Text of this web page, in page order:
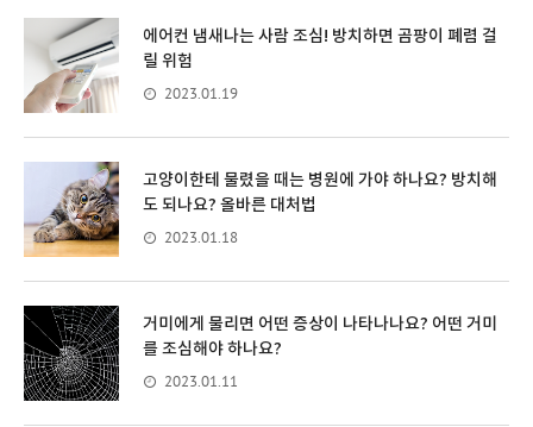
에어컨 냄새나는 사람 조심! 방치하면 곰팡이 폐렴 걸
릴 위험
2023.01.19
고양이한테 물렸을 때는 병원에 가야 하나요? 방치해
도 되나요? 올바른 대처법
2023.01.18
거미에게 물리면 어떤 증상이 나타나나요? 어떤 거미
를 조심해야 하나요?
2023.01.11